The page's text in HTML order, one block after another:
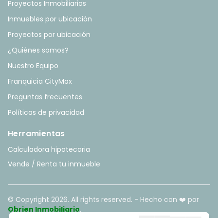
Proyectos Inmobiliarios
Inmuebles por ubicación
Proyectos por ubicación
¿Quiénes somos?
Nuestro Equipo
Franquicia CityMax
Preguntas frecuentes
Políticas de privacidad
Herramientas
Calculadora hipotecaria
Vende / Renta tu inmueble
© Copyright 2026. All rights reserved. - Hecho con ❤️ por
Obrien Inmobiliario.